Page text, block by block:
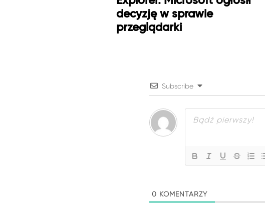
decyzję w sprawie
przeglądarki
Subscribe
0 KOMENTARZY